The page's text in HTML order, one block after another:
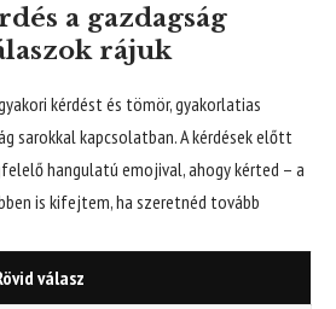
a gazdagság
rájuk
kérdést és tömör, gyakorlatias
sarokkal kapcsolatban. A kérdések előtt
hangulatú emojival, ahogy kérted – a
is kifejtem, ha szeretnéd tovább
válasz